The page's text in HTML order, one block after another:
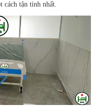
cách tận tình nhất.